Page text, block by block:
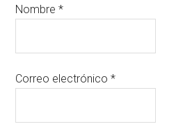
Nombre*
Correo electrónico*